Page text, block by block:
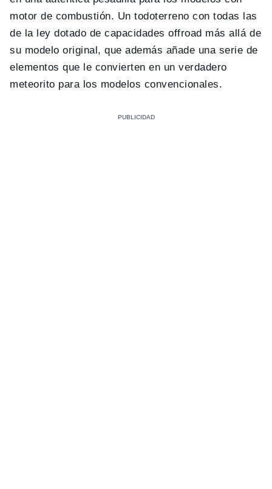
motor de combustión. Un todoterreno con todas las
de la ley dotado de capacidades offroad más allá de
su modelo original, que además añade una serie de
elementos que le convierten en un verdadero
meteorito para los modelos convencionales.